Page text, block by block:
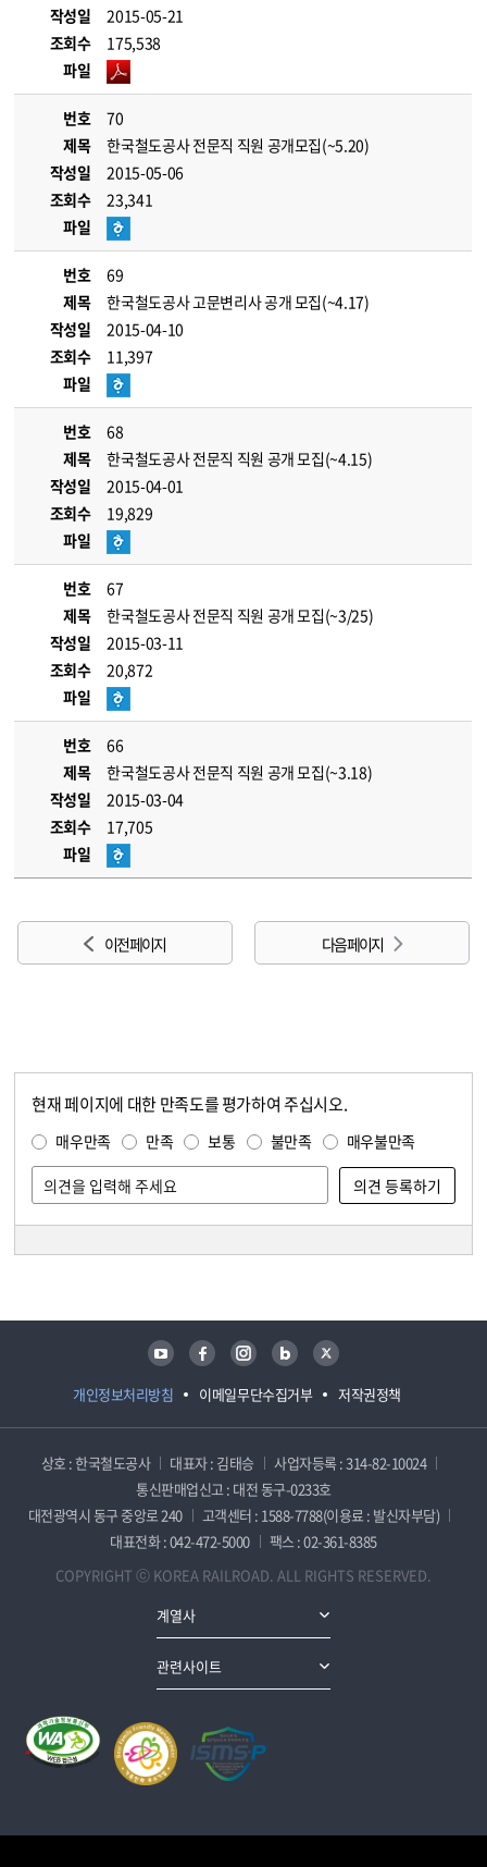
작성일
2015-05-21
조회수
175,538
파일
번호
70
제목
한국철도공사 전문직 직원 공개모집(~5.20)
작성일
2015-05-06
조회수
23,341
파일
번호
69
제목
한국철도공사 고문변리사 공개 모집(~4.17)
작성일
2015-04-10
조회수
11,397
파일
번호
68
제목
한국철도공사 전문직 직원 공개 모집(~4.15)
작성일
2015-04-01
조회수
19,829
파일
번호
67
제목
한국철도공사 전문직 직원 공개 모집(~3/25)
작성일
2015-03-11
조회수
20,872
파일
번호
66
제목
한국철도공사 전문직 직원 공개 모집(~3.18)
작성일
2015-03-04
조회수
17,705
파일
이전 페이지 다음 페이지
현재 페이지에 대한 만족도를 평가하여 주십시오.
매우만족 만족 보통 불만족 매우불만족
개인정보처리방침 이메일무단수집거부 저작권정책
유튜브 페이스북 인스타그램 블로그 트위터
상호 : 한국철도공사 대표자 : 김태승
사업자등록 : 314-82-10024
통신판매업신고 : 대전 동구-0233호
대전광역시 동구 중앙로 240
고객센터 : 1588-7788(이용료 : 발신자부담)
대표전화 : 042-472-5000
팩스 : 02-361-8385
COPYRIGHT ⓒ KOREA RAILROAD. ALL RIGHTS RESERVED.
계열사
관련사이트